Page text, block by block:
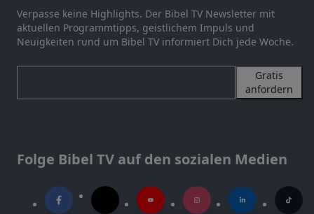
Verpasse keine Highlights. Der Bibel TV Newsletter mit
aktuellen Programmtipps, geistlichem Impuls und
Neuigkeiten rund um Bibel TV informiert Dich jede Woche.
Gratis
anfordern
Folge Bibel TV auf den sozialen Medien